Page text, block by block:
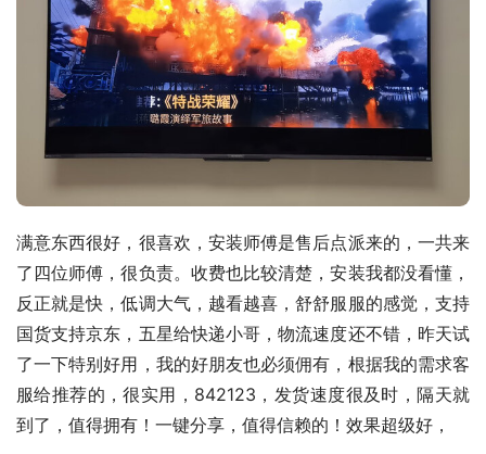
满意东西很好，很喜欢，安装师傅是售后点派来的，一共来
了四位师傅，很负责。收费也比较清楚，安装我都没看懂，
反正就是快，低调大气，越看越喜，舒舒服服的感觉，支持
国货支持京东，五星给快递小哥，物流速度还不错，昨天试
了一下特别好用，我的好朋友也必须佣有，根据我的需求客
服给推荐的，很实用，842123，发货速度很及时，隔天就
到了，值得拥有！一键分享，值得信赖的！效果超级好，